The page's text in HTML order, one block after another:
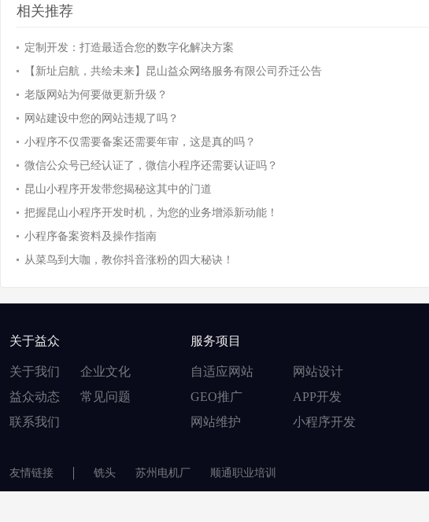
相关推荐
定制开发：打造最适合您的数字化解决方案
【新址启航，共绘未来】昆山益众网络服务有限公司乔迁公告
老版网站为何要做更新升级？
网站建设中您的网站违规了吗？
小程序不仅需要备案还需要年审，这是真的吗？
微信公众号已经认证了，微信小程序还需要认证吗？
昆山小程序开发带您揭秘这其中的门道
把握昆山小程序开发时机，为您的业务增添新动能！
小程序备案资料及操作指南
从菜鸟到大咖，教你抖音涨粉的四大秘诀！
关于益众
关于我们
企业文化
益众动态
常见问题
联系我们
服务项目
自适应网站
网站设计
GEO推广
APP开发
网站维护
小程序开发
友情链接 铣头 苏州电机厂 顺通职业培训